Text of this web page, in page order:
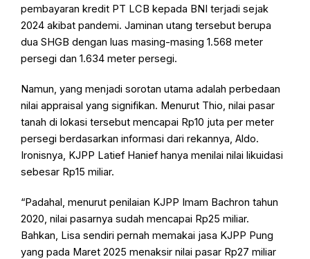
pembayaran kredit PT LCB kepada BNI terjadi sejak
2024 akibat pandemi. Jaminan utang tersebut berupa
dua SHGB dengan luas masing-masing 1.568 meter
persegi dan 1.634 meter persegi.
Namun, yang menjadi sorotan utama adalah perbedaan
nilai appraisal yang signifikan. Menurut Thio, nilai pasar
tanah di lokasi tersebut mencapai Rp10 juta per meter
persegi berdasarkan informasi dari rekannya, Aldo.
Ironisnya, KJPP Latief Hanief hanya menilai nilai likuidasi
sebesar Rp15 miliar.
“Padahal, menurut penilaian KJPP Imam Bachron tahun
2020, nilai pasarnya sudah mencapai Rp25 miliar.
Bahkan, Lisa sendiri pernah memakai jasa KJPP Pung
yang pada Maret 2025 menaksir nilai pasar Rp27 miliar